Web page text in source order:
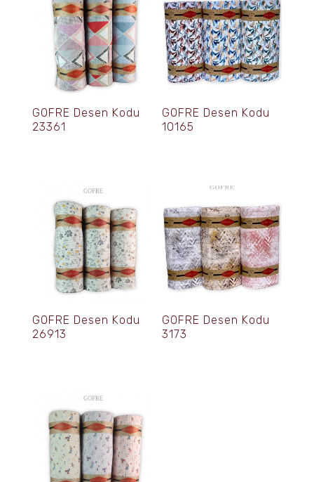
GOFRE Desen Kodu
23361
GOFRE Desen Kodu
10165
GOFRE Desen Kodu
26913
GOFRE Desen Kodu
3173